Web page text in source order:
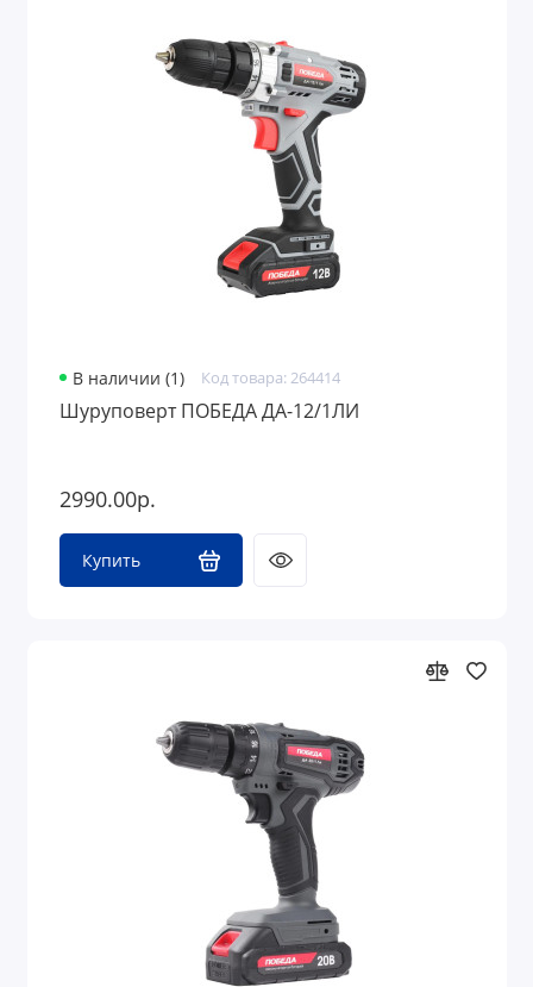
В наличии (1) Код товара: 264414
Шуруповерт ПОБЕДА ДА-12/1ЛИ
2990.00р.
Купить